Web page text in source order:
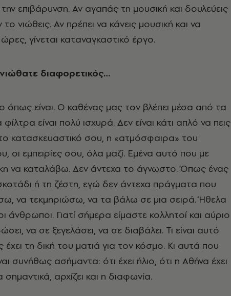
επιβάρυνση. Αν αγαπάς τη μουσική και δουλεύεις
νιώθεις. Αν πρέπει να κάνεις μουσική και να
γίνεται καταναγκαστικό έργο.
διαφορετικός…
όπως είναι. Ο καθένας μας τον βλέπει μέσα από τα
είναι πολύ ισχυρά. Δεν είναι κάτι απλό να πεις
κατασκευαστικό σου, η «ατμόσφαιρα» του
οι εμπειρίες σου, όλα μαζί. Εμένα αυτό που με
να καταλάβω. Δεν άντεχα το άγνωστο. Όπως ένας
ή τη ζέστη, εγώ δεν άντεχα πράγματα που
να τεκμηριώσω, να τα βάλω σε μια σειρά. Ήθελα
άνθρωποι. Γιατί σήμερα είμαστε κολλητοί και αύριο
να σε ξεγελάσει, να σε διαβάλει. Τι είναι αυτό
τη δική του ματιά για τον κόσμο. Κι αυτά που
συνήθως ασήμαντα: ότι έχει ήλιο, ότι η Αθήνα έχει
σημαντικά, αρχίζει και η διαφωνία.